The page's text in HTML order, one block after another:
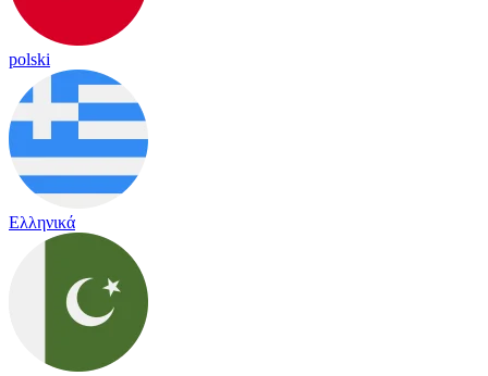
polski
Ελληνικά